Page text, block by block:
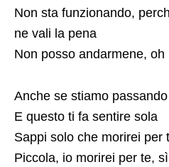
Non sta funzionando,
ne vali la pena
Non posso andarmene, oh
Anche se stiamo
E questo ti fa sentire sola
Sappi solo che morirei per
Piccola, io morirei per te, sì